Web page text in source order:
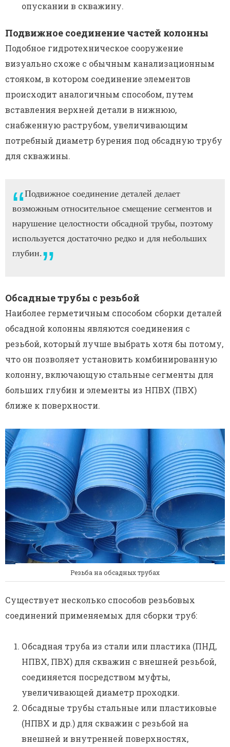
опускании в скважину.
Подвижное соединение частей колонны
Подобное гидротехническое сооружение
визуально схоже с обычным канализационным
стояком, в котором соединение элементов
происходит аналогичным способом, путем
вставления верхней детали в нижнюю,
снабженную раструбом, увеличивающим
потребный диаметр бурения под обсадную трубу
для скважины.
Подвижное соединение деталей делает
возможным относительное смещение сегментов и
нарушение целостности обсадной трубы, поэтому
используется достаточно редко и для небольших
глубин.
Обсадные трубы с резьбой
Наиболее герметичным способом сборки деталей
обсадной колонны являются соединения с
резьбой, который лучше выбрать хотя бы потому,
что он позволяет установить комбинированную
колонну, включающую стальные сегменты для
больших глубин и элементы из НПВХ (ПВХ)
ближе к поверхности.
Резьба на обсадных трубах
Существует несколько способов резьбовых
соединений применяемых для сборки труб:
Обсадная труба из стали или пластика (ПНД,
НПВХ, ПВХ) для скважин с внешней резьбой,
соединяется посредством муфты,
увеличивающей диаметр проходки.
Обсадные трубы стальные или пластиковые
(НПВХ и др.) для скважин с резьбой на
внешней и внутренней поверхностях,